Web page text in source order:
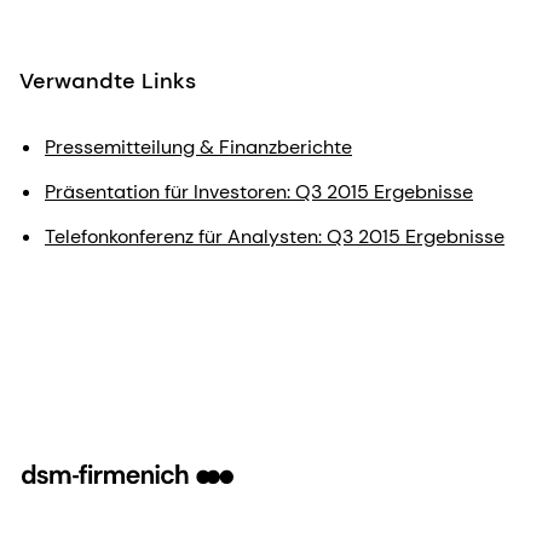
Verwandte Links
Pressemitteilung & Finanzberichte
Präsentation für Investoren: Q3 2015 Ergebnisse
Telefonkonferenz für Analysten: Q3 2015 Ergebnisse